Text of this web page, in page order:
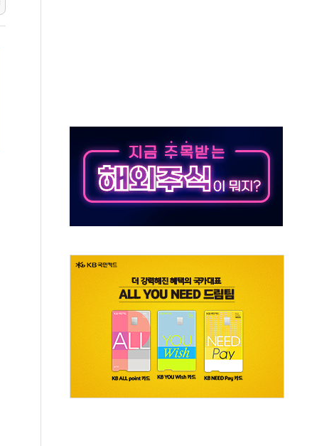
북 경선 결과...김민석 48.54% 정청래 44.40%
발표...김민석 47.37% 정청래 45.71% 송영길 6.92%
발표...정청래 47.82% 김민석 46.35% 송영길 5.83%
과 발표...김민석 50.30% 정청래 41.94% 송영길 7.76%
객 400명 맞이…"마음 잇는 시간 되길"
극기 거꾸로' 논란…이틀만에 철거
… 예술·체육요원 최대 33% 감축
매, 역대 최대폭 감소한 9.4%↓…유통업계 양극화 심화
특사'로 콜롬비아 대통령 취임식 참석
공방…野 "청년 우롱 기괴" vs 與 "송구한 해프닝"